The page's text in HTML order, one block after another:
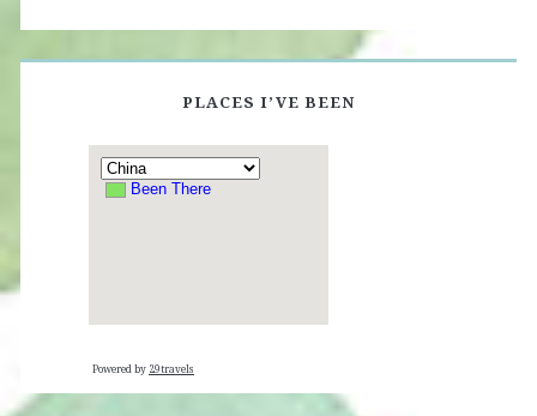
PLACES I’VE BEEN
Powered by 29travels